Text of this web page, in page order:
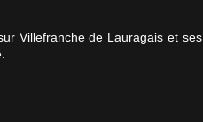
Villefranche de Lauragais et ses